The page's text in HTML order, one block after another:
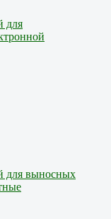
для
для выносных